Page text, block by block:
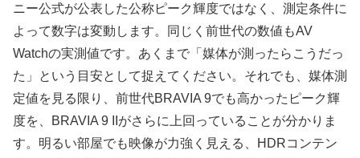
ニー公式が公表した公称ピーク輝度ではなく、測定条件に
よって数字は変動します。同じく前世代の数値もAV
Watchの実測値です。あくまで「媒体が測ったらこうだっ
た」という目安として捉えてください。それでも、媒体測
定値を見る限り、前世代BRAVIA 9でも高かったピーク輝
度を、BRAVIA 9 IIがさらに上回っていることが分かりま
す。明るい部屋でも映像が力強く見える、HDRコンテン